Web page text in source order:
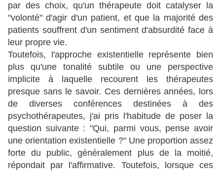
par des choix, qu'un thérapeute doit catalyser la
"volonté" d'agir d'un patient, et que la majorité des
patients souffrent d'un sentiment d'absurdité face à
leur propre vie.
Toutefois, l'approche existentielle représente bien
plus qu'une tonalité subtile ou une perspective
implicite à laquelle recourent les thérapeutes
presque sans le savoir. Ces dernières années, lors
de diverses conférences destinées à des
psychothérapeutes, j'ai pris l'habitude de poser la
question suivante : "Qui, parmi vous, pense avoir
une orientation existentielle ?" Une proportion assez
forte du public, généralement plus de la moitié,
répondait par l'affirmative. Toutefois, lorsque ces